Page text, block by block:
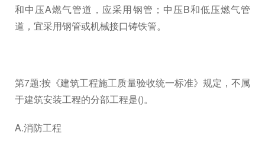
和中压A燃气管道，应采用钢管；中压B和低压燃气管
道，宜采用钢管或机械接口铸铁管。
第7题:按《建筑工程施工质量验收统一标准》规定，不属
于建筑安装工程的分部工程是()。
A.消防工程